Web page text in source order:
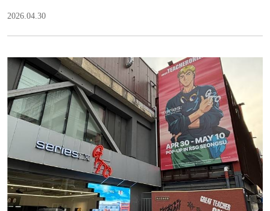
2026.04.30